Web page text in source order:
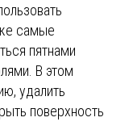
самые
пятнами
В этом
удалить
поверхность